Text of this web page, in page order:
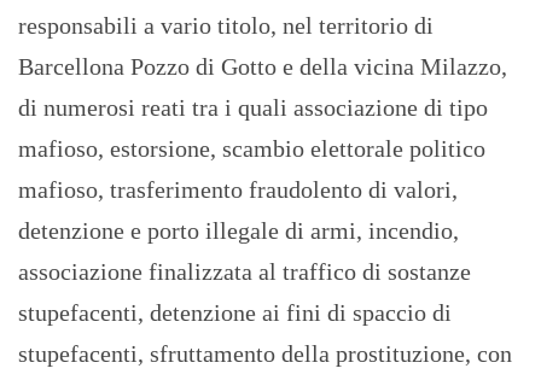
responsabili a vario titolo, nel territorio di
Barcellona Pozzo di Gotto e della vicina Milazzo,
di numerosi reati tra i quali associazione di tipo
mafioso, estorsione, scambio elettorale politico
mafioso, trasferimento fraudolento di valori,
detenzione e porto illegale di armi, incendio,
associazione finalizzata al traffico di sostanze
stupefacenti, detenzione ai fini di spaccio di
stupefacenti, sfruttamento della prostituzione, con